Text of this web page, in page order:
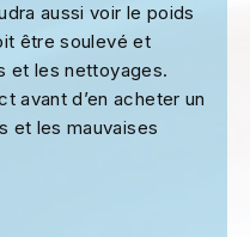
aussi voir le poids
être soulevé et
et les nettoyages.
avant d’en acheter un
et les mauvaises